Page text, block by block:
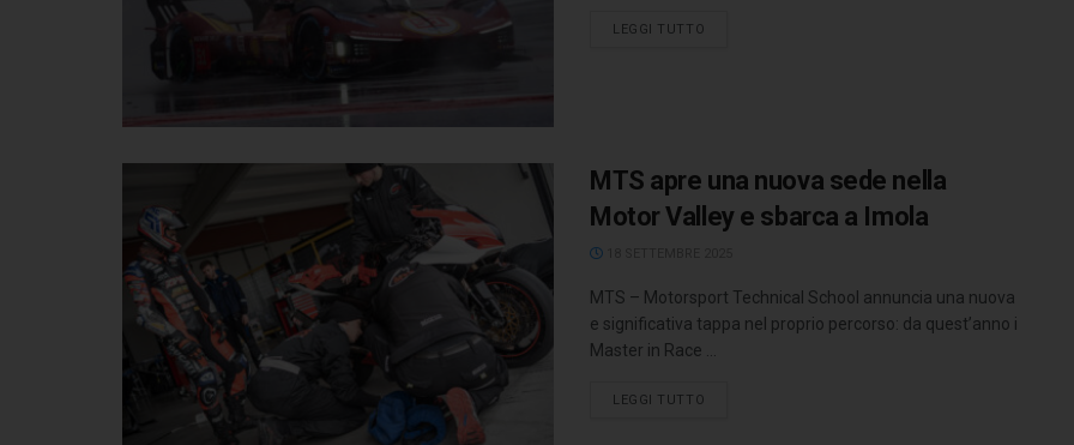
LEGGI TUTTO
MTS apre una nuova sede nella
Motor Valley e sbarca a Imola
MTS – Motorsport Technical School annuncia una nuova
e significativa tappa nel proprio percorso: da quest’anno i
Master in Race ...
LEGGI TUTTO